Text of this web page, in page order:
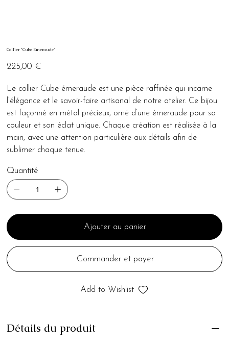
Collier "Cube Emeraude"
225,00 €
Le collier Cube émeraude est une pièce raffinée qui incarne
l’élégance et le savoir-faire artisanal de notre atelier. Ce bijou
est façonné en métal précieux, orné d’une émeraude pour sa
couleur et son éclat unique. Chaque création est réalisée à la
main, avec une attention particulière aux détails afin de
sublimer chaque tenue.
Quantité
Ajouter au panier
Commander et payer
Add to Wishlist
Détails du produit